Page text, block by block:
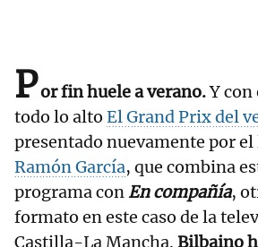
Por fin huele a verano.Y con
todo lo alto El Grand Prix del
presentado nuevamente por
Ramón García, que combina
programa conEn compañía,
formato en este caso de la
Castilla-La Mancha. Bilbaino